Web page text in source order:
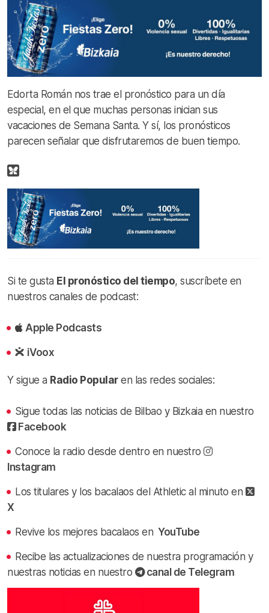
Edorta Román nos trae el pronóstico para un día
especial, en el que muchas personas inician sus
vacaciones de Semana Santa. Y sí, los pronósticos
parecen señalar que disfrutaremos de buen tiempo.
Si te gusta El pronóstico del tiempo, suscríbete en
nuestros canales de podcast:
Apple Podcasts
iVoox
Y sigue a Radio Popularen las redes sociales:
Sigue todas las noticias de Bilbao y Bizkaia en nuestro
Facebook
Conoce la radio desde dentro en nuestro
Instagram
Los titulares y los bacalaos del Athletic al minuto en
X
Revive los mejores bacalaos en YouTube
Recibe las actualizaciones de nuestra programación y
nuestras noticias en nuestro
canal de Telegram